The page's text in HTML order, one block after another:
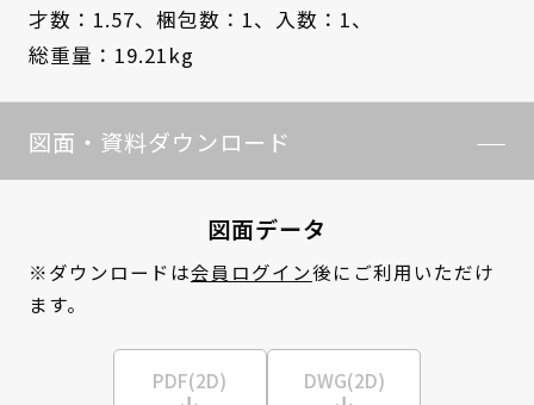
才数：1.57、 梱包数：1、 入数：1、
総重量：19.21kg
図面・資料ダウンロード
図面データ
※ダウンロードは会員ログイン後にご利用いただけ
ます。
PDF(2D) DWG(2D)